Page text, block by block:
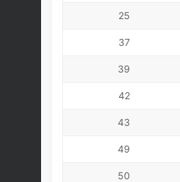
25
37
39
42
43
49
50